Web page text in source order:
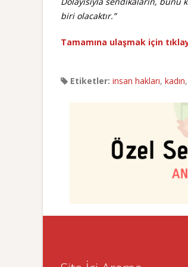
biri olacaktır.”
Tamamına ulaşmak için
Etiketler: insan hakları, kadın,